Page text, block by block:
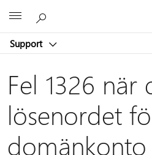
Support
Fel 1326 när
lösenordet